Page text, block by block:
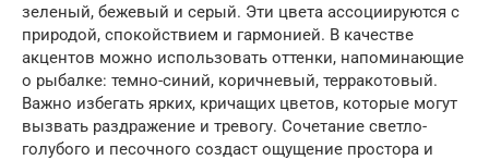
зеленый, бежевый и серый. Эти цвета ассоциируются с
природой, спокойствием и гармонией. В качестве
акцентов можно использовать оттенки, напоминающие
о рыбалке: темно-синий, коричневый, терракотовый.
Важно избегать ярких, кричащих цветов, которые могут
вызвать раздражение и тревогу. Сочетание светло-
голубого и песочного создаст ощущение простора и